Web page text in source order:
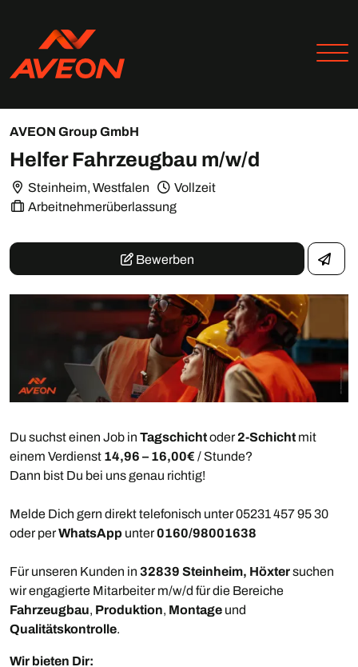
AVEON Group GmbH
Helfer Fahrzeugbau m/w/d
Steinheim, Westfalen
Vollzeit
Arbeitnehmerüberlassung
Bewerben
Du suchst einen Job in Tagschichtoder2-Schicht mit
einem Verdienst 14,96 – 16,00€ / Stunde?
Dann bist Du bei uns genau richtig!
Melde Dich gern direkt telefonisch unter 05231 457 95 30
oder perWhatsApp unter0160/98001638
Für unseren Kunden in 32839 Steinheim, Höxtersuchen
wir engagierte Mitarbeiter m/w/d für die Bereiche
Fahrzeugbau, Produktion, Montage und
Qualitätskontrolle.
Wir bieten Dir: